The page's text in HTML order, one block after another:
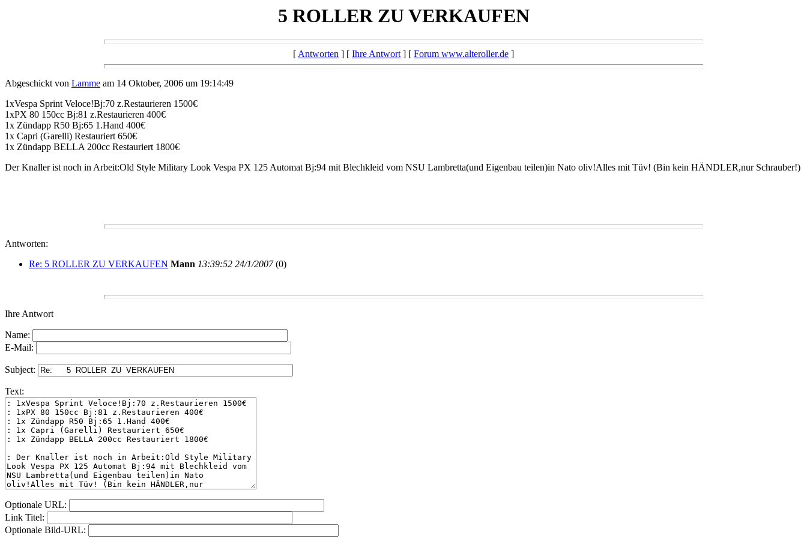
5 ROLLER ZU VERKAUFEN
[Antworten ] [ Ihre Antwort] [ Forum www.alteroller.de ]
Abgeschickt von Lamme am 14 Oktober, 2006 um 19:14:49
1xVespa Sprint Veloce!Bj:70 z.Restaurieren 1500€
1xPX 80 150cc Bj:81 z.Restaurieren 400€
1x Zündapp R50 Bj:65 1.Hand 400€
1x Capri (Garelli) Restauriert 650€
1x Zündapp BELLA 200cc Restauriert 1800€
Der Knaller ist noch in Arbeit:Old Style Military Look Vespa PX 125 Automat Bj:94 mit Blechkleid vom NSU Lambretta(und Eigenbau teilen)in Nato oliv!Alles mit Tüv! (Bin kein HÄNDLER,nur Schrauber!)
Antworten:
Re: 5 ROLLER ZU VERKAUFEN Mann 13:39:52 24/1/2007(0)
Ihre Antwort
Name:
E-Mail:
Subject:
Text:
Optionale URL:
Link Titel:
Optionale Bild-URL: